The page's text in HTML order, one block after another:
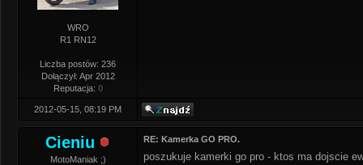
WRO
R1 RN12
Liczba postów: 236
Dołączył: Apr 2012
Reputacja: 0
2012-05-15, 08:19 PM
Cieniu
MotoManiak ;)
RE: Kamerka GO PRO.
poszukuje kamerki go pro - ktos ma dojscie